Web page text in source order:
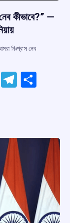
কীভাবে?” —
নিঃশ্বাস নেব
T
s
T
a
m